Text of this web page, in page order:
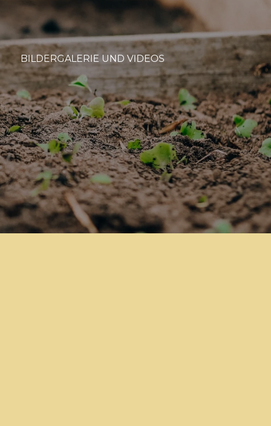
BILDERGALERIE UND VIDEOS